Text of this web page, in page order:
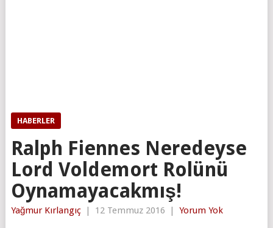
HABERLER
Ralph Fiennes Neredeyse
Lord Voldemort Rolünü
Oynamayacakmış!
Yağmur Kırlangıç | 12 Temmuz 2016 | Yorum Yok